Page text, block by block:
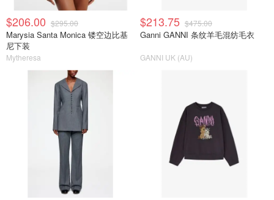
$206.00 $295.00
Marysia Santa Monica 镂空边比基
尼下装
Mytheresa
$213.75 $475.00
Ganni GANNI 条纹羊毛混纺毛衣
GANNI UK (AU)